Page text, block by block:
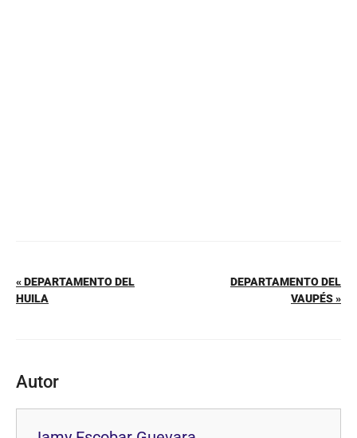
« DEPARTAMENTO DEL
HUILA
DEPARTAMENTO DEL
VAUPÉS »
Autor